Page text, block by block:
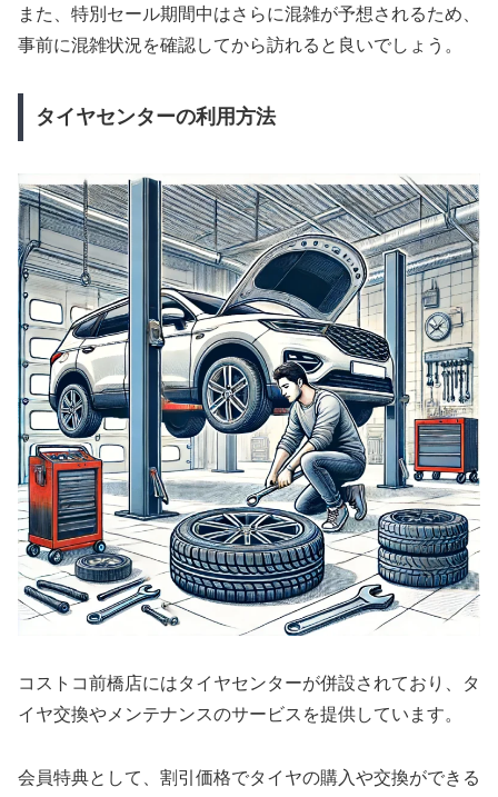
また、特別セール期間中はさらに混雑が予想されるため、
事前に混雑状況を確認してから訪れると良いでしょう。
タイヤセンターの利用方法
コストコ前橋店にはタイヤセンターが併設されており、タ
イヤ交換やメンテナンスのサービスを提供しています。
会員特典として、割引価格でタイヤの購入や交換ができる